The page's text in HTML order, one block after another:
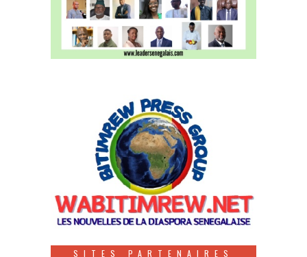
SITES PARTENAIRES